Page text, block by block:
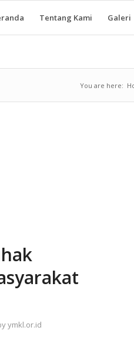
Tentang Kami Galeri
You are here:
ymkl.or.id